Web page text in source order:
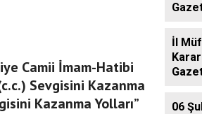
Camii İmam-Hatibi
Sevgisini Kazanma
Kazanma Yolları”
İl
06